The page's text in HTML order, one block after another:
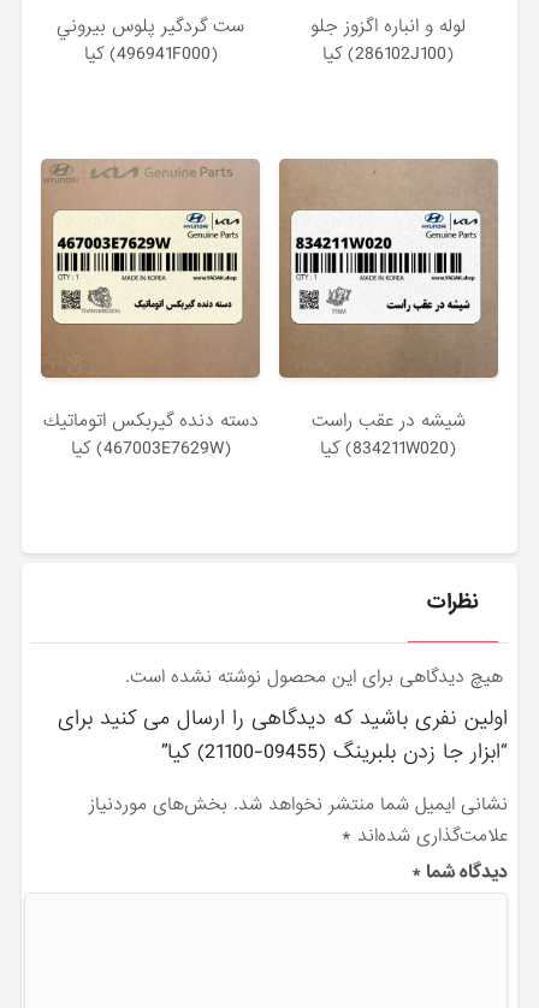
لوله و انباره اگزوز جلو
(286102J100) کیا
ست گردگير پلوس بيروني
(496941F000) کیا
شيشه در عقب راست
(834211W020) کیا
دسته دنده گيربكس اتوماتيك
(467003E7629W) کیا
نظرات
هیچ دیدگاهی برای این محصول نوشته نشده است.
اولین نفری باشید که دیدگاهی را ارسال می کنید برای
“ابزار جا زدن بلبرينگ (09455-21100) کیا”
نشانی ایمیل شما منتشر نخواهد شد. بخش‌های موردنیاز
علامت‌گذاری شده‌اند *
دیدگاه شما*